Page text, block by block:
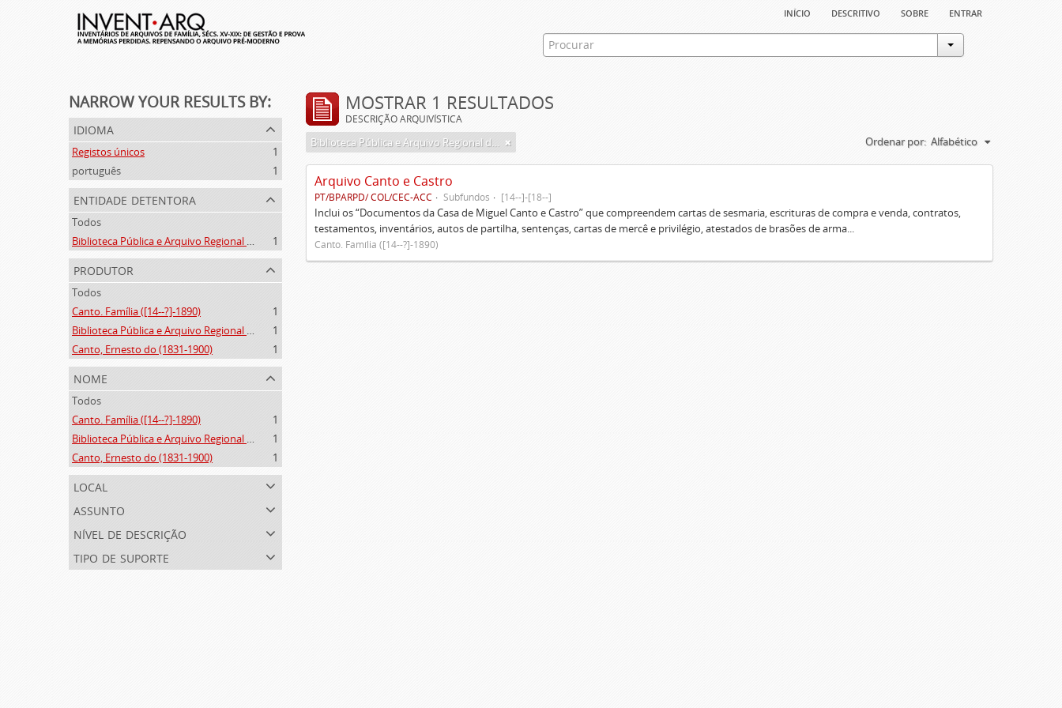
início descritivo sobre entrar
NARROW YOUR RESULTS BY:
idioma
Registos únicos
1
português
1
entidade detentora
Todos
Biblioteca Pública e Arquivo Regional de Ponta Delgada
1
produtor
Todos
Canto. Família ([14--?]-1890)
1
Biblioteca Pública e Arquivo Regional de Ponta Delgada (1841- )
1
Canto, Ernesto do (1831-1900)
1
nome
Todos
Canto. Família ([14--?]-1890)
1
Biblioteca Pública e Arquivo Regional de Ponta Delgada (1841- )
1
Canto, Ernesto do (1831-1900)
1
local
assunto
nível de descrição
tipo de suporte
MOSTRAR 1 RESULTADOS
DESCRIÇÃO ARQUIVÍSTICA
Biblioteca Pública e Arquivo Regional de Ponta Delgada Ordenar por: Alfabético
Arquivo Canto e Castro
PT/BPARPD/ COL/CEC-ACC Subfundos [14--]-[18--]
Inclui os “Documentos da Casa de Miguel Canto e Castro” que compreendem cartas de sesmaria, escrituras de compra e venda, contratos,
testamentos, inventários, autos de partilha, sentenças, cartas de mercê e privilégio, atestados de brasões de arma...
Canto. Família ([14--?]-1890)